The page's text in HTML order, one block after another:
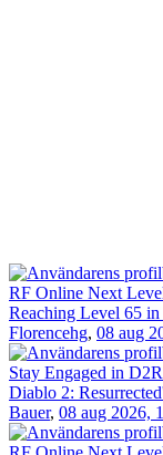
RF Online Next
Reaching Level 65
Florencehg, 08 aug
Stay Engaged in
Diablo 2:
Bauer, 08 aug 2026,